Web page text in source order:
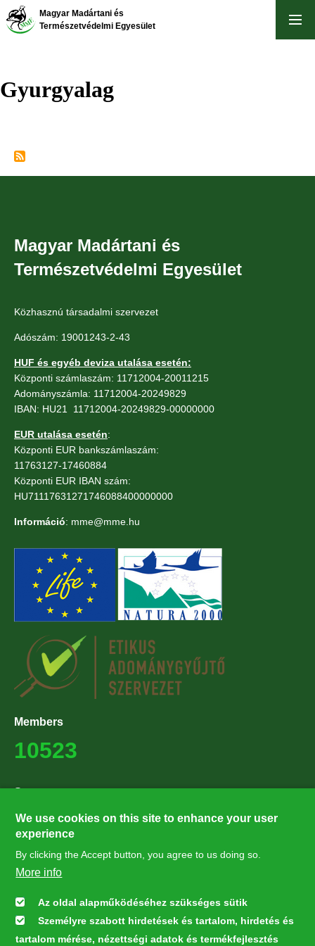
Skip
to
Magyar Madártani és
Természetvédelmi Egyesület
Gyurgyalag
Magyar Madártani és
Természetvédelmi Egyesület
Közhasznú társadalmi szervezet
Adószám: 19001243-2-43
HUF és egyéb deviza utalása esetén:
Központi számlaszám: 11712004-20011215
Adományszámla: 11712004-20249829
IBAN: HU21 11712004-20249829-00000000
EUR utalása esetén:
Központi EUR bankszámlaszám:
11763127-17460884
Központi EUR IBAN szám:
HU71117631271746088400000000
Információ: mme@mme.hu
Members
10523
Supporters
27224
Hírlevél feliratkozás
Feliratkozás
We use cookies on this site to enhance your user
experience
By clicking the Accept button, you agree to us doing so.
More info
Az oldal alapműködéséhez szükséges sütik
Személyre szabott hirdetések és tartalom, hirdetés és
tartalom mérése, nézettségi adatok és termékfejlesztés